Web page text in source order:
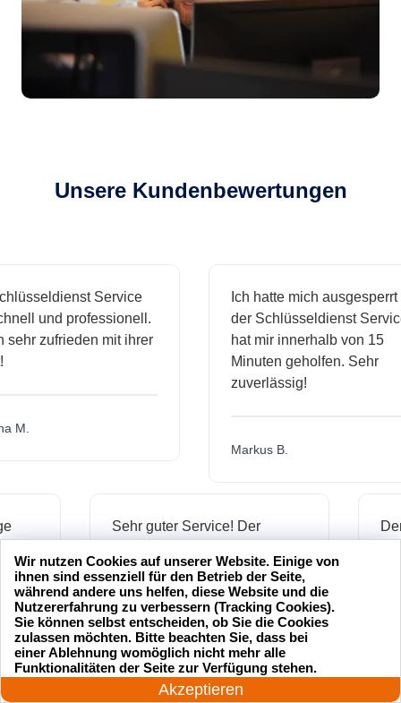
Unsere Kundenbewertungen
Service
und professionell.
zufrieden mit ihrer
Ich hatte mich ausgesperrt und
der Schlüsseldienst Service
hat mir innerhalb von 15
Minuten geholfen. Sehr
zuverlässig!
Markus B.
Sehr guter Service! Der
und hat mir schnell geholfen,
als ich meine Schlüssel
verloren hatte.
Jonas M.
24 Stunden am Tag
Akzeptieren
Wir nutzen Cookies auf unserer Website. Einige von
ihnen sind essenziell für den Betrieb der Seite,
während andere uns helfen, diese Website und die
Nutzererfahrung zu verbessern (Tracking Cookies).
Sie können selbst entscheiden, ob Sie die Cookies
zulassen möchten. Bitte beachten Sie, dass bei
einer Ablehnung womöglich nicht mehr alle
Funktionalitäten der Seite zur Verfügung stehen.